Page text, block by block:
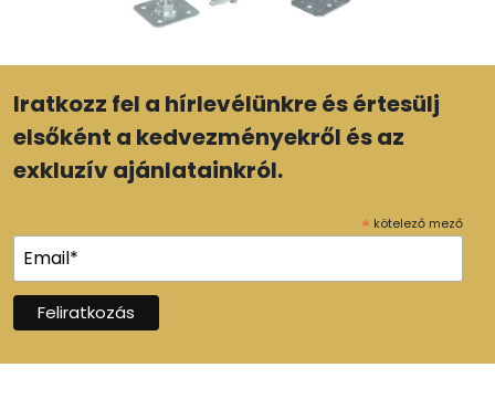
Iratkozz fel a hírlevélünkre és értesülj
elsőként a kedvezményekről és az
exkluzív ajánlatainkról.
* kötelező mező